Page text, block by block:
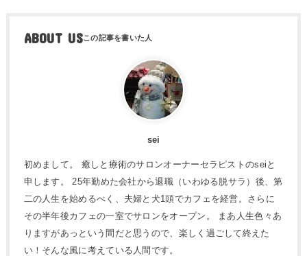
ABOUT US
sei
初めまして。 癒しと療術のサロンオーナーセラピストのseiと
申します。 25年勤めた会社から退職（いわゆる脱サラ）後、第
二の人生を始めるべく、夫婦と犬1頭でカフェを経営。さらに
その半年後カフェの一室でサロンをオープン。 まあ人生色々あ
りますがあっという間だと思うので、楽しく過ごして終えた
い！そんな風に考えている人間です。